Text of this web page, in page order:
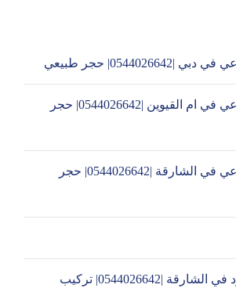
حجر طبيعي
تركيب حجر صناعي في ام القيوين |0544026642| حجر
تركيب حجر صناعي في الشارقة |0544026642| حجر
تركيب جبس بورد في الشارقة |0544026642| تركيب